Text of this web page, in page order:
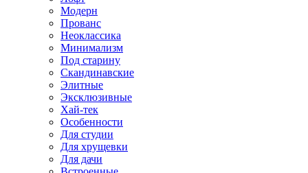
Модерн
Прованс
Неоклассика
Минимализм
Под старину
Скандинавские
Элитные
Эксклюзивные
Хай-тек
Особенности
Для студии
Для хрущевки
Для дачи